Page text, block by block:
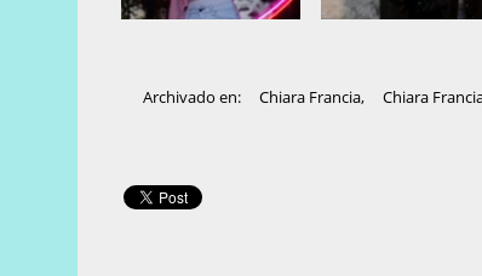
Archivado en: Chiara Francia, Chiara